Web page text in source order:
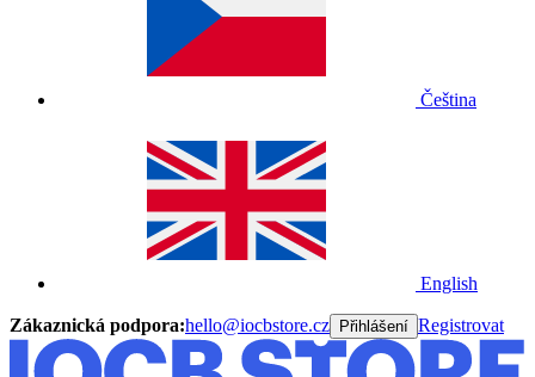
Čeština
English
Zákaznická podpora:hello@iocbstore.cz Přihlášení Registrovat